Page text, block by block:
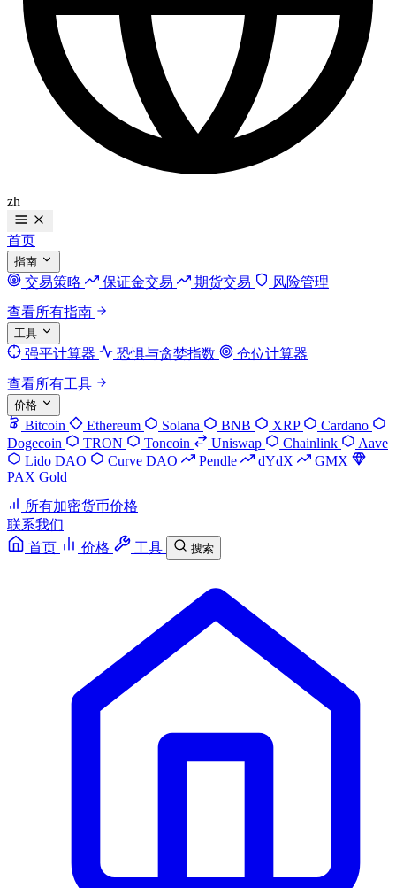
zh
首页
指南
交易策略 保证金交易 期货交易
风险管理
查看所有指南
工具
强平计算器 恐惧与贪婪指数
仓位计算器
查看所有工具
价格
Bitcoin Ethereum Solana BNB XRP
Cardano
Dogecoin
TRON Toncoin Uniswap Chainlink
Aave
Lido DAO
Curve DAO Pendle dYdX
GMX
PAX Gold
所有加密货币价格
联系我们
首页
价格 工具 搜索